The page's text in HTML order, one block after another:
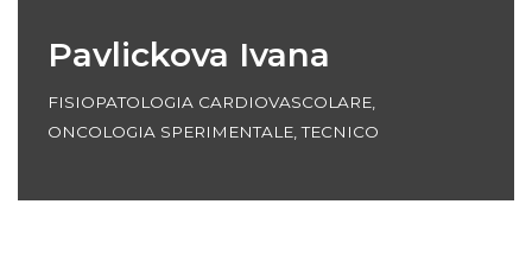
Pavlickova Ivana
FISIOPATOLOGIA CARDIOVASCOLARE,
ONCOLOGIA SPERIMENTALE,TECNICO